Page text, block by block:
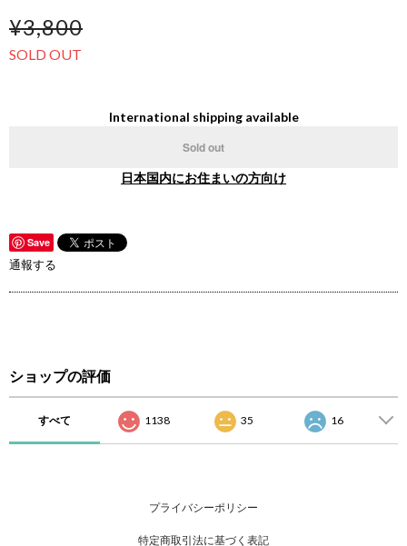
¥3,800
SOLD OUT
International shipping available
Sold out
日本国内にお住まいの方向け
Save
通報する
ショップの評価
すべて 1138 35 16
プライバシーポリシー
特定商取引法に基づく表記